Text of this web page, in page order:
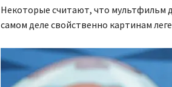
Некоторые считают, что мультфильм
самом деле свойственно картинам